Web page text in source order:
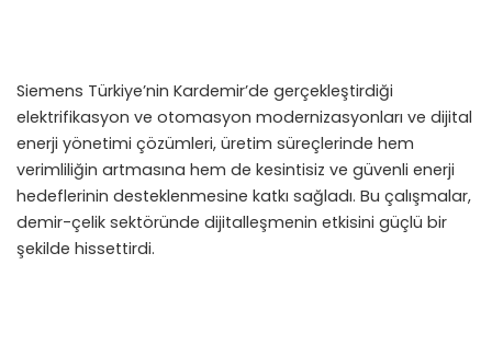
Siemens Türkiye’nin Kardemir’de gerçekleştirdiği
elektrifikasyon ve otomasyon modernizasyonları ve dijital
enerji yönetimi çözümleri, üretim süreçlerinde hem
verimliliğin artmasına hem de kesintisiz ve güvenli enerji
hedeflerinin desteklenmesine katkı sağladı. Bu çalışmalar,
demir-çelik sektöründe dijitalleşmenin etkisini güçlü bir
şekilde hissettirdi.